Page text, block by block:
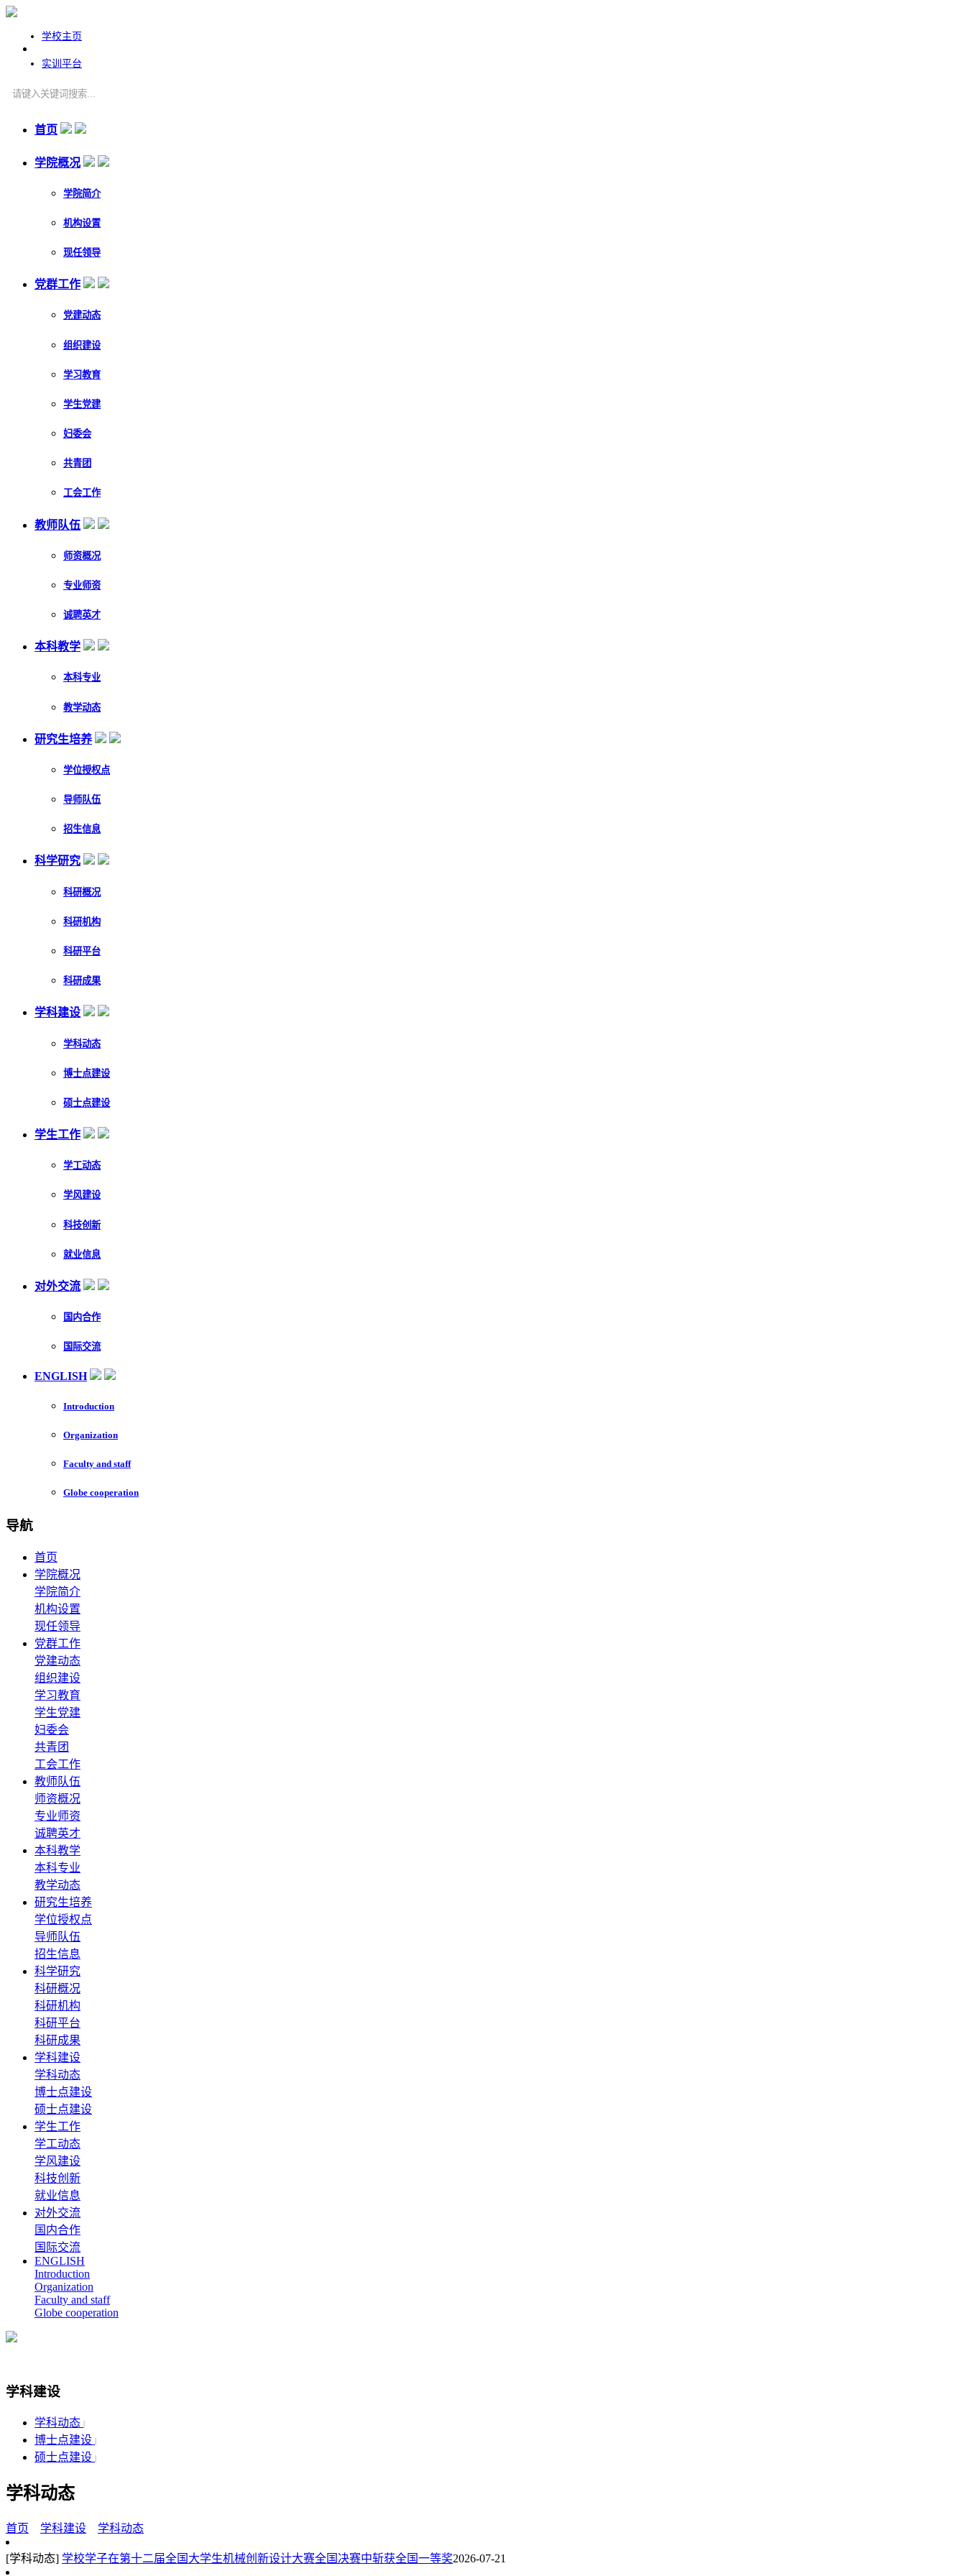
学校主页
实训平台
首页
学院概况
学院简介
机构设置
现任领导
党群工作
党建动态
组织建设
学习教育
学生党建
妇委会
共青团
工会工作
教师队伍
师资概况
专业师资
诚聘英才
本科教学
本科专业
教学动态
研究生培养
学位授权点
导师队伍
招生信息
科学研究
科研概况
科研机构
科研平台
科研成果
学科建设
学科动态
博士点建设
硕士点建设
学生工作
学工动态
学风建设
科技创新
就业信息
对外交流
国内合作
国际交流
ENGLISH
Introduction
Organization
Faculty and staff
Globe cooperation
导航
首页
学院概况
学院简介
机构设置
现任领导
党群工作
党建动态
组织建设
学习教育
学生党建
妇委会
共青团
工会工作
教师队伍
师资概况
专业师资
诚聘英才
本科教学
本科专业
教学动态
研究生培养
学位授权点
导师队伍
招生信息
科学研究
科研概况
科研机构
科研平台
科研成果
学科建设
学科动态
博士点建设
硕士点建设
学生工作
学工动态
学风建设
科技创新
就业信息
对外交流
国内合作
国际交流
ENGLISH
Introduction
Organization
Faculty and staff
Globe cooperation
学科建设
学科动态 |
博士点建设 |
硕士点建设 |
学科动态
首页 学科建设 学科动态
[学科动态] 学校学子在第十二届全国大学生机械创新设计大赛全国决赛中斩获全国一等奖2026-07-21